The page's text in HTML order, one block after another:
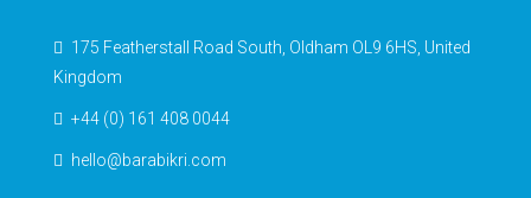
175 Featherstall Road South, Oldham OL9 6HS, United
Kingdom
+44 (0) 161 408 0044
hello@barabikri.com